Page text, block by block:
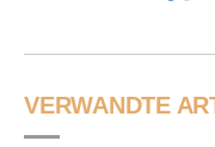
VERWANDTE